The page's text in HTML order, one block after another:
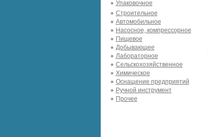
Упаковочное
Строительное
Автомобильное
Насосное, компрессорное
Пищевое
Добывающее
Лабораторное
Сельскохозяйственное
Химическое
Оснащение предприятий
Ручной инструмент
Прочее